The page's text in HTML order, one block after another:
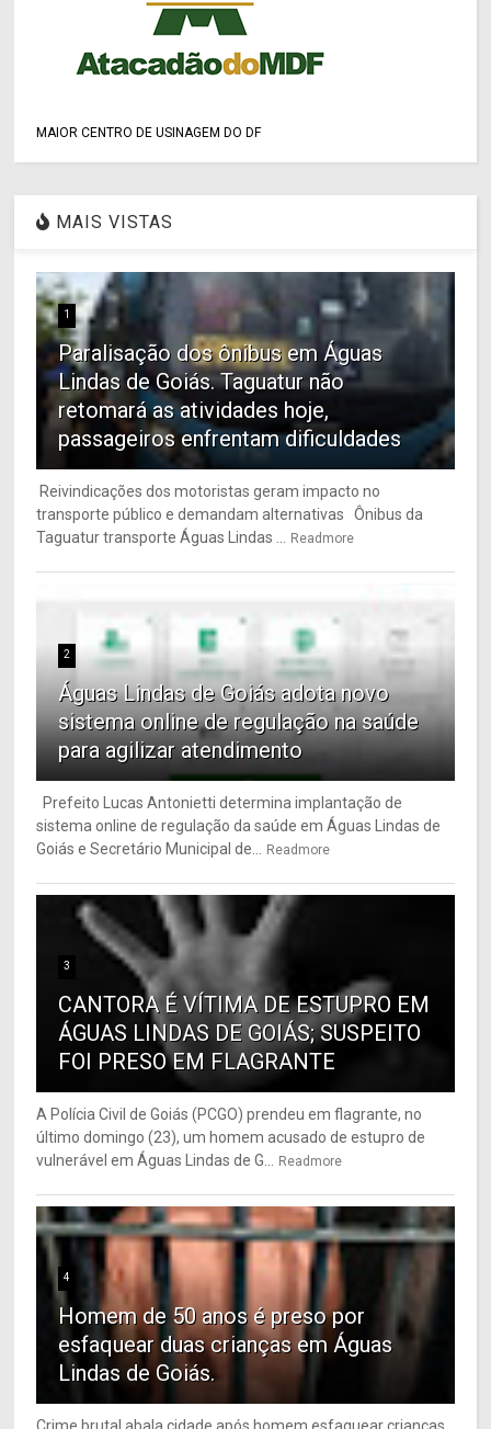
MAIOR CENTRO DE USINAGEM DO DF
MAIS VISTAS
1
Paralisação dos ônibus em Águas
Lindas de Goiás. Taguatur não
retomará as atividades hoje,
passageiros enfrentam dificuldades
Reivindicações dos motoristas geram impacto no
transporte público e demandam alternativas Ônibus da
Taguatur transporte Águas Lindas ...
Readmore
2
Águas Lindas de Goiás adota novo
sistema online de regulação na saúde
para agilizar atendimento
Prefeito Lucas Antonietti determina implantação de
sistema online de regulação da saúde em Águas Lindas de
Goiás e Secretário Municipal de...
Readmore
3
CANTORA É VÍTIMA DE ESTUPRO EM
ÁGUAS LINDAS DE GOIÁS; SUSPEITO
FOI PRESO EM FLAGRANTE
A Polícia Civil de Goiás (PCGO) prendeu em flagrante, no
último domingo (23), um homem acusado de estupro de
vulnerável em Águas Lindas de G...
Readmore
4
Homem de 50 anos é preso por
esfaquear duas crianças em Águas
Lindas de Goiás.
Crime brutal abala cidade após homem esfaquear crianças